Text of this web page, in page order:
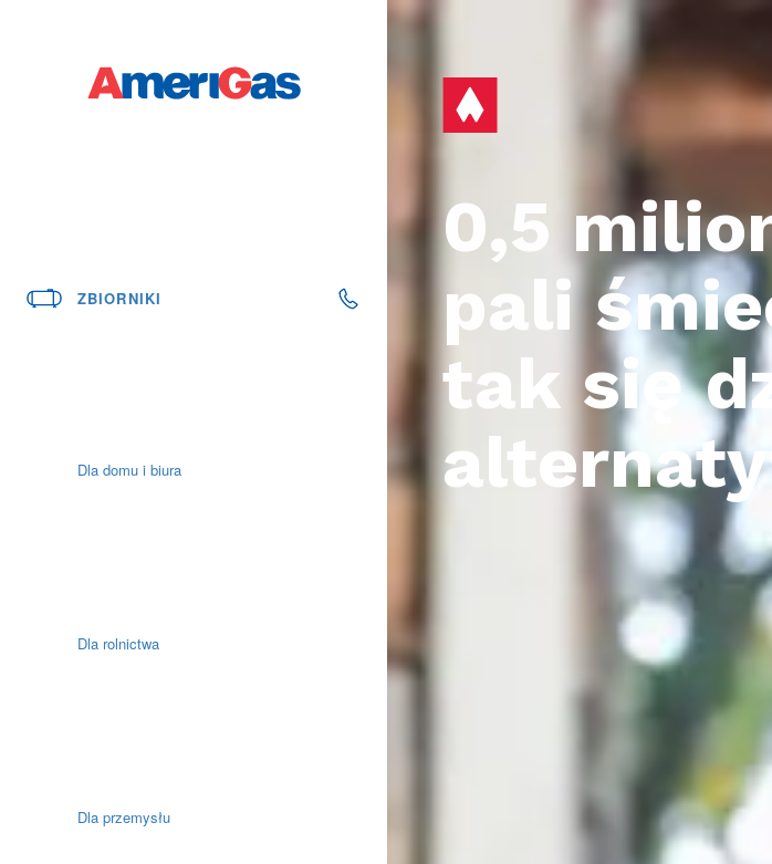
ZBIORNIKI
22 16 17 000
Dla domu i biura
Dla rolnictwa
Dla przemysłu
0,5
pali
tak się